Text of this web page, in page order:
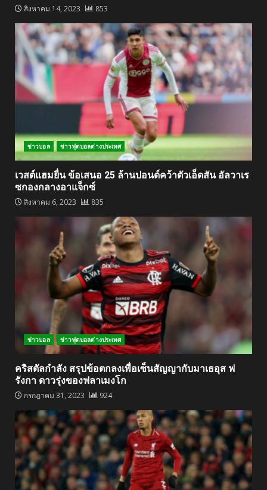
สิงหาคม 14, 2023 853
ข่าวบอล ข่าวฟุตบอลต่างประเทศ
เวสต์แฮมยื่น ข้อเสนอ 25 ล้านปอนด์คว้าตัวเอ็ดสัน อัลวาเร
ซกองกลางอาแจ็กซ์
สิงหาคม 6, 2023 835
ข่าวบอล ข่าวฟุตบอลต่างประเทศ
คริสตัลกำลัง สรุปข้อตกลงเพื่อเซ็นสัญญากับมาเธอุส ฟ
รังกา ดาวรุ่งของฟลาเมงโก
กรกฎาคม 31, 2023 924